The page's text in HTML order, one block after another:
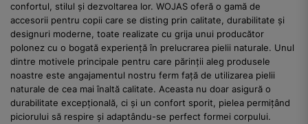
confortul, stilul și dezvoltarea lor. WOJAS oferă o gamă de
accesorii pentru copii care se disting prin calitate, durabilitate și
designuri moderne, toate realizate cu grija unui producător
polonez cu o bogată experiență în prelucrarea pielii naturale. Unul
dintre motivele principale pentru care părinții aleg produsele
noastre este angajamentul nostru ferm față de utilizarea pielii
naturale de cea mai înaltă calitate. Aceasta nu doar asigură o
durabilitate excepțională, ci și un confort sporit, pielea permițând
piciorului să respire și adaptându-se perfect formei corpului.